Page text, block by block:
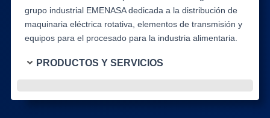
grupo industrial EMENASA dedicada a la distribución de
maquinaria eléctrica rotativa, elementos de transmisión y
equipos para el procesado para la industria alimentaria.
PRODUCTOS Y SERVICIOS